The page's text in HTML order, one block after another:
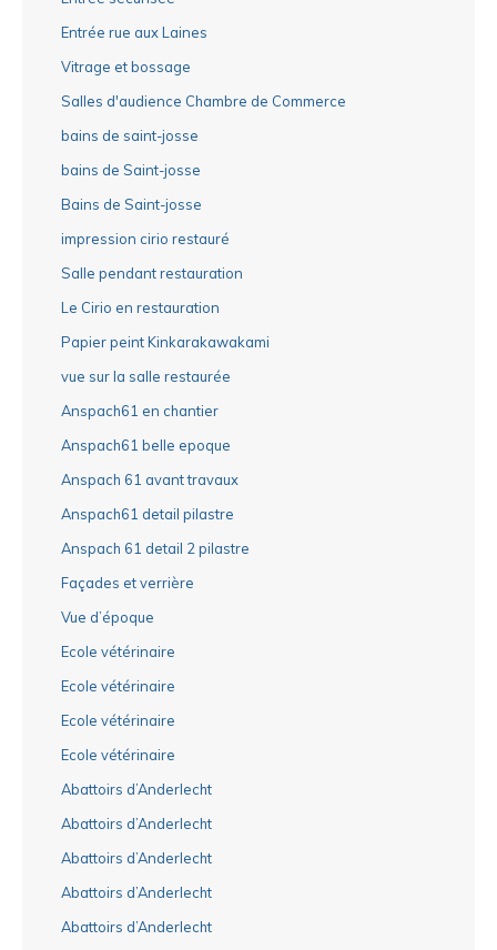
Entrée rue aux Laines
Vitrage et bossage
Salles d'audience Chambre de Commerce
bains de saint-josse
bains de Saint-josse
Bains de Saint-josse
impression cirio restauré
Salle pendant restauration
Le Cirio en restauration
Papier peint Kinkarakawakami
vue sur la salle restaurée
Anspach61 en chantier
Anspach61 belle epoque
Anspach 61 avant travaux
Anspach61 detail pilastre
Anspach 61 detail 2 pilastre
Façades et verrière
Vue d’époque
Ecole vétérinaire
Ecole vétérinaire
Ecole vétérinaire
Ecole vétérinaire
Abattoirs d’Anderlecht
Abattoirs d’Anderlecht
Abattoirs d’Anderlecht
Abattoirs d’Anderlecht
Abattoirs d’Anderlecht